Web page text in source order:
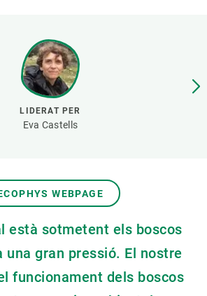
LIDERAT PER
Eva Castells
WEBPAGE
està sotmetent els boscos
una gran pressió. El nostre
funcionament dels boscos